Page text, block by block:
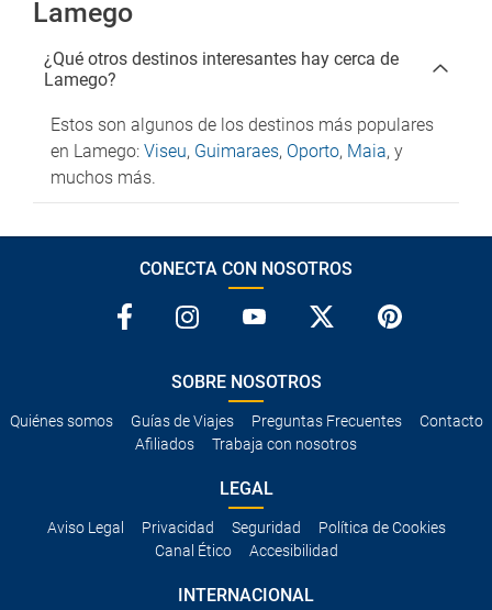
Lamego
¿Qué otros destinos interesantes hay cerca de
Lamego?
Estos son algunos de los destinos más populares
en Lamego: Viseu, Guimaraes, Oporto, Maia, y
muchos más.
CONECTA CON NOSOTROS
SOBRE NOSOTROS
Quiénes somos Guías de Viajes Preguntas Frecuentes
Contacto
Afiliados
Trabaja con nosotros
LEGAL
Aviso Legal Privacidad Seguridad
Política de Cookies
Canal Ético
Accesibilidad
INTERNACIONAL